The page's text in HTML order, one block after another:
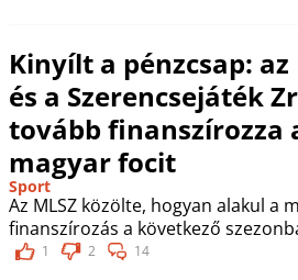
Kinyílt a pénzcsap: az
és a Szerencsejáték
tovább finanszírozza
magyar focit
Sport
Az MLSZ közölte, hogyan alakul a
finanszírozás a következő
1 2 14